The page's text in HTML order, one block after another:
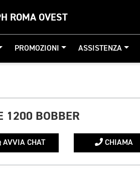
ROMA OVEST
PROMOZIONI ASSISTENZA
1200 BOBBER
AVVIA CHAT CHIAMA